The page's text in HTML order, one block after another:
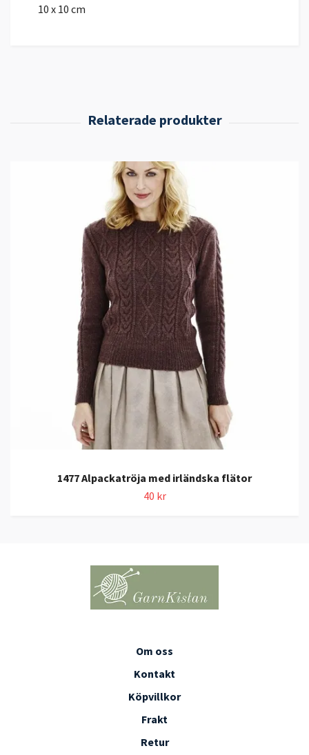
10 x 10 cm
1477 Alpackatröja med irländska flätor
40 kr
Om oss
Kontakt
Köpvillkor
Frakt
Retur